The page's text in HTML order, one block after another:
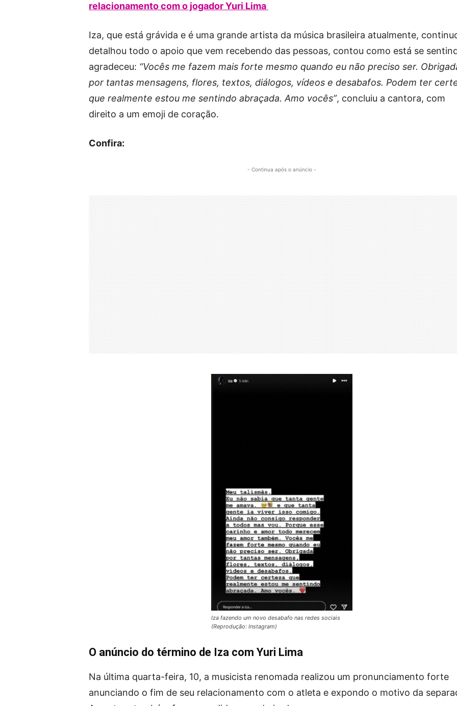
relacionamento com o jogador Yuri Lima
Iza, que está grávida e é uma grande artista da música brasileira atualmente,
detalhou todo o apoio que vem recebendo das pessoas, contou como está se
agradeceu: “Vocês me fazem mais forte mesmo quando eu não preciso ser.
por tantas mensagens, flores, textos, diálogos, vídeos e desabafos. Podem ter
que realmente estou me sentindo abraçada. Amo vocês”, concluiu a cantora, com
direito a um emoji de coração.
Confira:
- Continua após o anúncio -
Iza fazendo um novo desabafo nas redes sociais
(Reprodução: Instagram)
O anúncio do término de Iza com Yuri Lima
Na última quarta-feira, 10, a musicista renomada realizou um pronunciamento forte
anunciando o fim de seu relacionamento com o atleta e expondo o motivo da